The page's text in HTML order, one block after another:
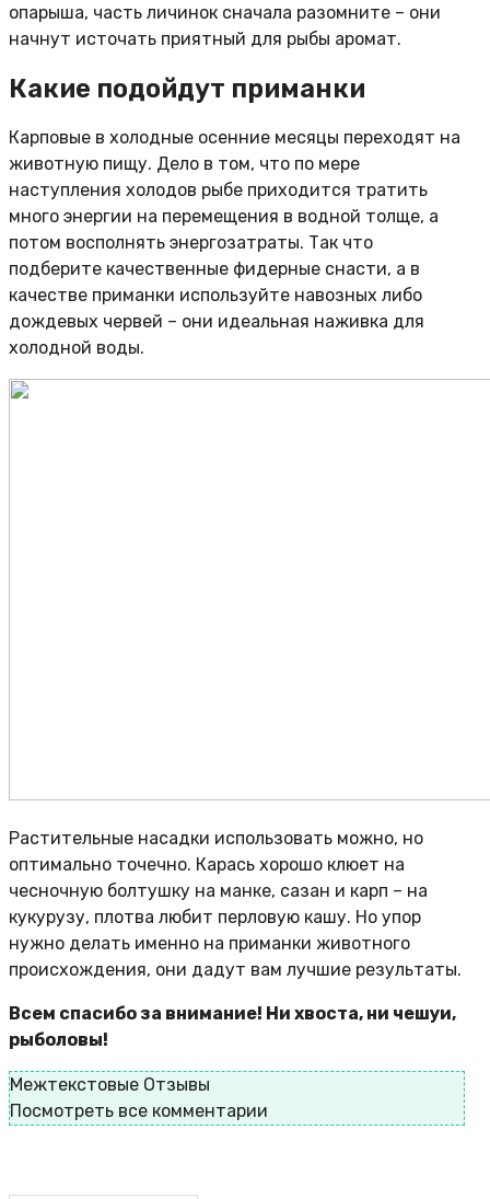
опарыша, часть личинок сначала разомните – они
начнут источать приятный для рыбы аромат.
Какие подойдут приманки
Карповые в холодные осенние месяцы переходят на
животную пищу. Дело в том, что по мере
наступления холодов рыбе приходится тратить
много энергии на перемещения в водной толще, а
потом восполнять энергозатраты. Так что
подберите качественные фидерные снасти, а в
качестве приманки используйте навозных либо
дождевых червей – они идеальная наживка для
холодной воды.
Растительные насадки использовать можно, но
оптимально точечно. Карась хорошо клюет на
чесночную болтушку на манке, сазан и карп – на
кукурузу, плотва любит перловую кашу. Но упор
нужно делать именно на приманки животного
происхождения, они дадут вам лучшие результаты.
Всем спасибо за внимание! Ни хвоста, ни чешуи,
рыболовы!
Межтекстовые Отзывы
Посмотреть все комментарии